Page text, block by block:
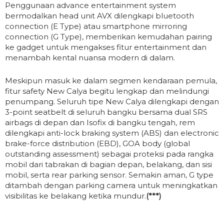
Penggunaan advance entertainment system
bermodalkan head unit AVX dilengkapi bluetooth
connection (E Type) atau smartphone mirroring
connection (G Type), memberikan kemudahan pairing
ke gadget untuk mengakses fitur entertainment dan
menambah kental nuansa modern di dalam.
Meskipun masuk ke dalam segmen kendaraan pemula,
fitur safety New Calya begitu lengkap dan melindungi
penumpang. Seluruh tipe New Calya dilengkapi dengan
3-point seatbelt di seluruh bangku bersama dual SRS
airbags di depan dan Isofix di bangku tengah, rem
dilengkapi anti-lock braking system (ABS) dan electronic
brake-force distribution (EBD), GOA body (global
outstanding assessment) sebagai proteksi pada rangka
mobil dari tabrakan di bagian depan, belakang, dan sisi
mobil, serta rear parking sensor. Semakin aman, G type
ditambah dengan parking camera untuk meningkatkan
visibilitas ke belakang ketika mundur.(***)